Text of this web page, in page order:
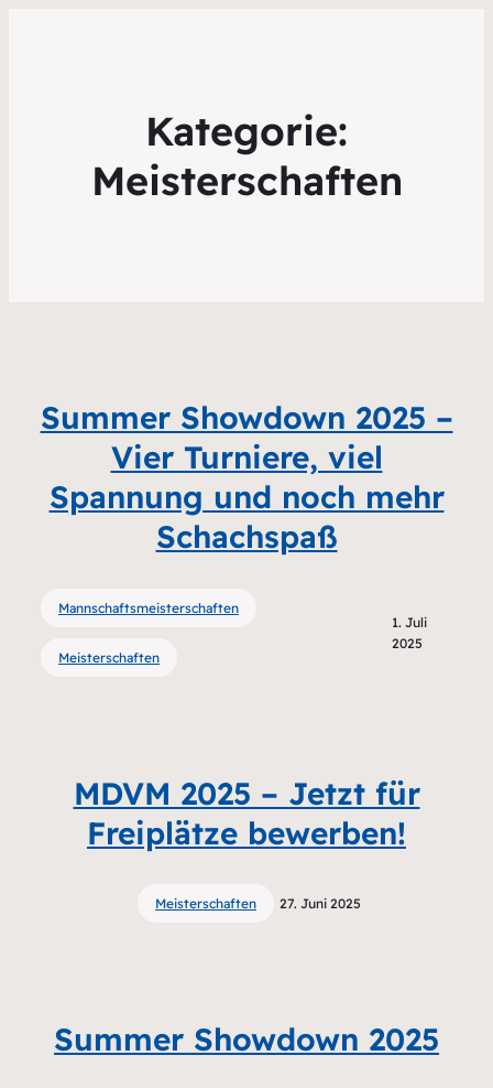
Kategorie:
Meisterschaften
Summer Showdown 2025 –
Vier Turniere, viel
Spannung und noch mehr
Schachspaß
Mannschaftsmeisterschaften
Meisterschaften
1. Juli
2025
MDVM 2025 – Jetzt für
Freiplätze bewerben!
Meisterschaften 27. Juni 2025
Summer Showdown 2025